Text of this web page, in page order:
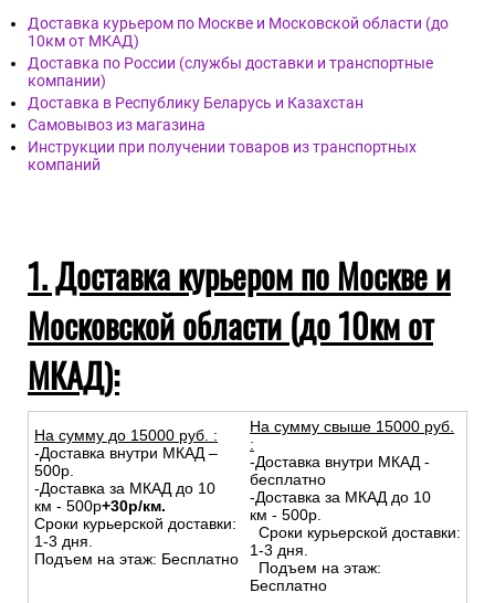
Доставка курьером по Москве и Московской области (до
10км от МКАД)
Доставка по России (службы доставки и транспортные
компании)
Доставка в Республику Беларусь и Казахстан
Самовывоз из магазина
Инструкции при получении товаров из транспортных
компаний
1. Доставка курьером по Москве и
Московской области (до 10км от
МКАД):
На сумму до 15000 руб. :
-Доставка внутри МКАД –
500р.
-Доставка за МКАД до 10
км - 500р+30р/км.
Сроки курьерской доставки:
1-3 дня.
Подъем на этаж: Бесплатно
На сумму свыше 15000 руб.
:
-Доставка внутри МКАД -
бесплатно
-Доставка за МКАД до 10
км - 500р.
Сроки курьерской доставки:
1-3 дня.
Подъем на этаж:
Бесплатно